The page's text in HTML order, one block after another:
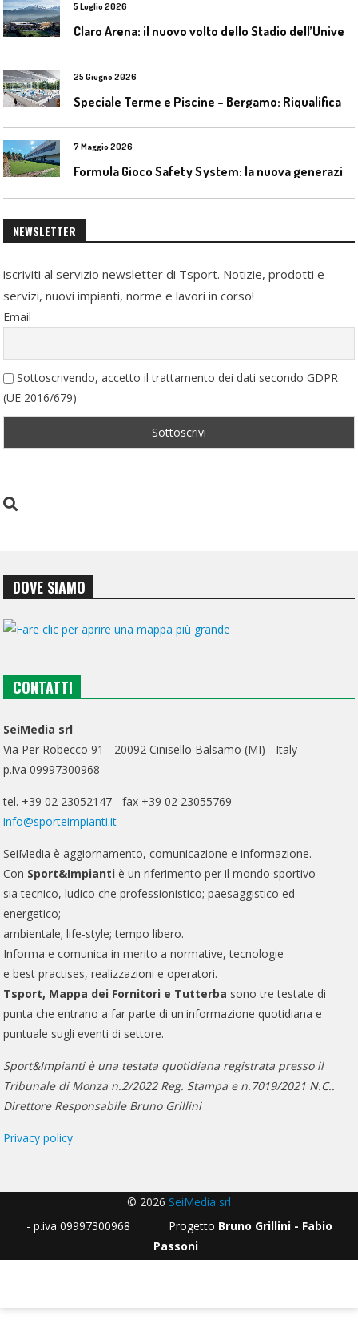
5 Luglio 2026
25 Giugno 2026
7 Maggio 2026
NEWSLETTER
iscriviti al servizio newsletter di Tsport. Notizie, prodotti e
servizi, nuovi impianti, norme e lavori in corso!
Email
Sottoscrivendo, accetto il trattamento dei dati secondo GDPR
(UE 2016/679)
DOVE SIAMO
CONTATTI
SeiMedia srl
Via Per Robecco 91 - 20092 Cinisello Balsamo (MI) - Italy
p.iva 09997300968
tel. +39 02 23052147 - fax +39 02 23055769
info@sporteimpianti.it
SeiMedia è aggiornamento, comunicazione e informazione.
Con Sport&Impianti è un riferimento per il mondo sportivo
sia tecnico, ludico che professionistico; paesaggistico ed
energetico;
ambientale; life-style; tempo libero.
Informa e comunica in merito a normative, tecnologie
e best practises, realizzazioni e operatori.
Tsport, Mappa dei Fornitori e Tutterba sono tre testate di
punta che entrano a far parte di un'informazione quotidiana e
puntuale sugli eventi di settore.
Sport&Impianti è una testata quotidiana registrata presso il
Tribunale di Monza n.2/2022 Reg. Stampa e n.7019/2021 N.C..
Direttore Responsabile Bruno Grillini
Privacy policy
© 2026 SeiMedia srl
- p.iva 09997300968 Progetto Bruno Grillini - Fabio
Passoni